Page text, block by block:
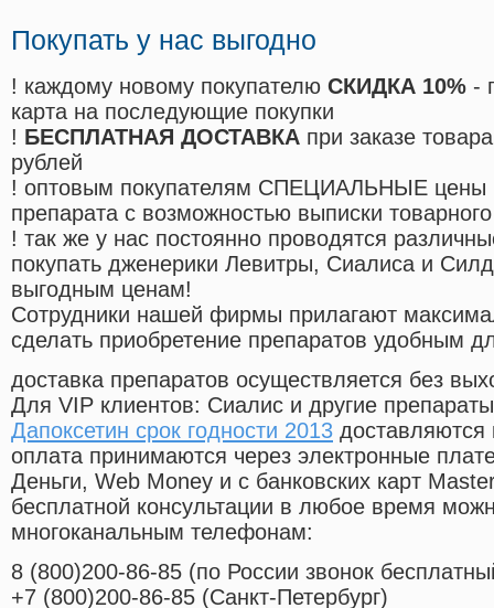
Покупать у нас выгодно
! каждому новому покупателю СКИДКА 10% -
карта на последующие покупки
! БЕСПЛАТНАЯ ДОСТАВКА при заказе
рублей
! оптовым покупателям СПЕЦИАЛЬНЫЕ цены
препарата с возможностью выписки
! так же у нас постоянно проводятся
покупать дженерики Левитры, Сиалиса и
выгодным ценам!
Cотрудники нашей фирмы прилагают
сделать приобретение препаратов удобным
доставка препаратов осуществляется без
Для VIP клиентов: Сиалис и другие
Дапоксетин срок годности 2013 доставляются
оплата принимаются через электронные
Деньги, Web Money и с банковских карт
бесплатной консультации в любое время
многоканальным телефонам:
8 (800)200-86-85 (по России звонок
+7 (800)200-86-85 (Санкт-Петербург)